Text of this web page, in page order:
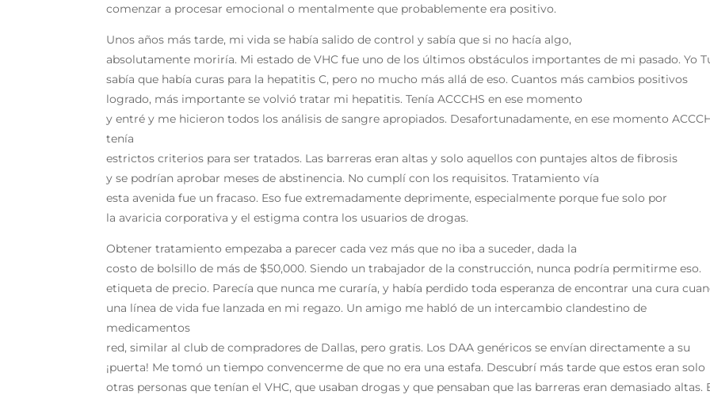
comenzar a procesar emocional o mentalmente que probablemente era positivo.
Unos años más tarde, mi vida se había salido de control y sabía que si no hacía algo,
absolutamente moriría. Mi estado de VHC fue uno de los últimos obstáculos importantes de mi pasado. Yo
sabía que había curas para la hepatitis C, pero no mucho más allá de eso. Cuantos más cambios positivos
logrado, más importante se volvió tratar mi hepatitis. Tenía ACCCHS en ese momento
y entré y me hicieron todos los análisis de sangre apropiados. Desafortunadamente, en ese momento
tenía
estrictos criterios para ser tratados. Las barreras eran altas y solo aquellos con puntajes altos de fibrosis
y se podrían aprobar meses de abstinencia. No cumplí con los requisitos. Tratamiento vía
esta avenida fue un fracaso. Eso fue extremadamente deprimente, especialmente porque fue solo por
la avaricia corporativa y el estigma contra los usuarios de drogas.
Obtener tratamiento empezaba a parecer cada vez más que no iba a suceder, dada la
costo de bolsillo de más de $50,000. Siendo un trabajador de la construcción, nunca podría permitirme eso.
etiqueta de precio. Parecía que nunca me curaría, y había perdido toda esperanza de encontrar una cura
una línea de vida fue lanzada en mi regazo. Un amigo me habló de un intercambio clandestino de
medicamentos
red, similar al club de compradores de Dallas, pero gratis. Los DAA genéricos se envían directamente a su
¡puerta! Me tomó un tiempo convencerme de que no era una estafa. Descubrí más tarde que estos eran solo
otras personas que tenían el VHC, que usaban drogas y que pensaban que las barreras eran demasiado altas.